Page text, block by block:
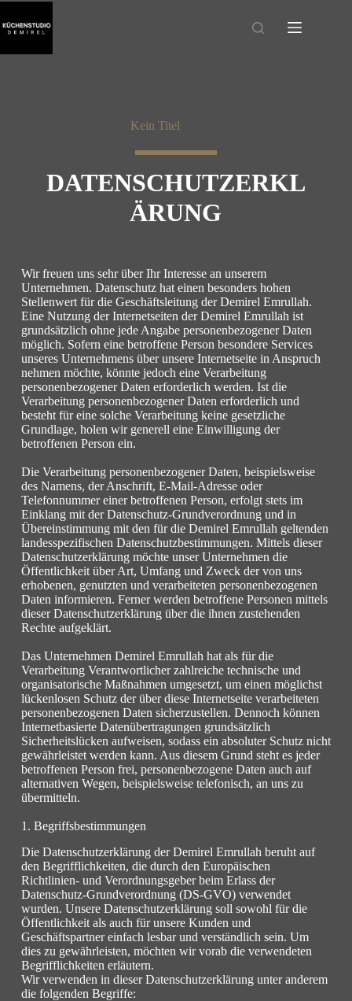
Kein Titel
DATENSCHUTZERKL
ÄRUNG
Wir freuen uns sehr über Ihr Interesse an unserem
Unternehmen. Datenschutz hat einen besonders hohen
Stellenwert für die Geschäftsleitung der Demirel Emrullah.
Eine Nutzung der Internetseiten der Demirel Emrullah ist
grundsätzlich ohne jede Angabe personenbezogener Daten
möglich. Sofern eine betroffene Person besondere Services
unseres Unternehmens über unsere Internetseite in Anspruch
nehmen möchte, könnte jedoch eine Verarbeitung
personenbezogener Daten erforderlich werden. Ist die
Verarbeitung personenbezogener Daten erforderlich und
besteht für eine solche Verarbeitung keine gesetzliche
Grundlage, holen wir generell eine Einwilligung der
betroffenen Person ein.
Die Verarbeitung personenbezogener Daten, beispielsweise
des Namens, der Anschrift, E-Mail-Adresse oder
Telefonnummer einer betroffenen Person, erfolgt stets im
Einklang mit der Datenschutz-Grundverordnung und in
Übereinstimmung mit den für die Demirel Emrullah geltenden
landesspezifischen Datenschutzbestimmungen. Mittels dieser
Datenschutzerklärung möchte unser Unternehmen die
Öffentlichkeit über Art, Umfang und Zweck der von uns
erhobenen, genutzten und verarbeiteten personenbezogenen
Daten informieren. Ferner werden betroffene Personen mittels
dieser Datenschutzerklärung über die ihnen zustehenden
Rechte aufgeklärt.
Das Unternehmen Demirel Emrullah hat als für die
Verarbeitung Verantwortlicher zahlreiche technische und
organisatorische Maßnahmen umgesetzt, um einen möglichst
lückenlosen Schutz der über diese Internetseite verarbeiteten
personenbezogenen Daten sicherzustellen. Dennoch können
Internetbasierte Datenübertragungen grundsätzlich
Sicherheitslücken aufweisen, sodass ein absoluter Schutz nicht
gewährleistet werden kann. Aus diesem Grund steht es jeder
betroffenen Person frei, personenbezogene Daten auch auf
alternativen Wegen, beispielsweise telefonisch, an uns zu
übermitteln.
1. Begriffsbestimmungen
Die Datenschutzerklärung der Demirel Emrullah beruht auf
den Begrifflichkeiten, die durch den Europäischen
Richtlinien- und Verordnungsgeber beim Erlass der
Datenschutz-Grundverordnung (DS-GVO) verwendet
wurden. Unsere Datenschutzerklärung soll sowohl für die
Öffentlichkeit als auch für unsere Kunden und
Geschäftspartner einfach lesbar und verständlich sein. Um
dies zu gewährleisten, möchten wir vorab die verwendeten
Begrifflichkeiten erläutern.
Wir verwenden in dieser Datenschutzerklärung unter anderem
die folgenden Begriffe: